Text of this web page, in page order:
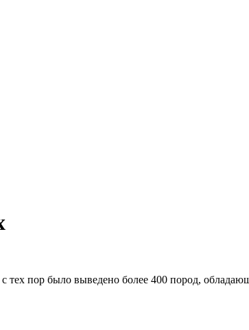
тех пор было выведено более 400 пород,